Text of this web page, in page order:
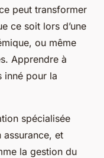
peut transformer
ce soit lors d’une
ou même
Apprendre à
inné pour la
spécialisée
et
la gestion du